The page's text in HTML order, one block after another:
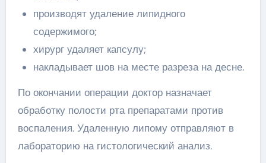
производят удаление липидного
содержимого;
хирург удаляет капсулу;
накладывает шов на месте разреза на десне.
По окончании операции доктор назначает
обработку полости рта препаратами против
воспаления. Удаленную липому отправляют в
лабораторию на гистологический анализ.